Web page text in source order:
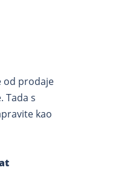
od prodaje
Tada s
kao